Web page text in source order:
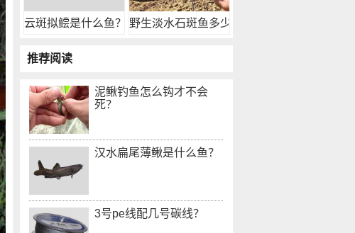
云斑拟鲿是什么鱼？ 野生淡水石斑鱼多少钱
推荐阅读
泥鳅钓鱼怎么钩才不会
死？
汉水扁尾薄鳅是什么鱼？
3号pe线配几号碳线？